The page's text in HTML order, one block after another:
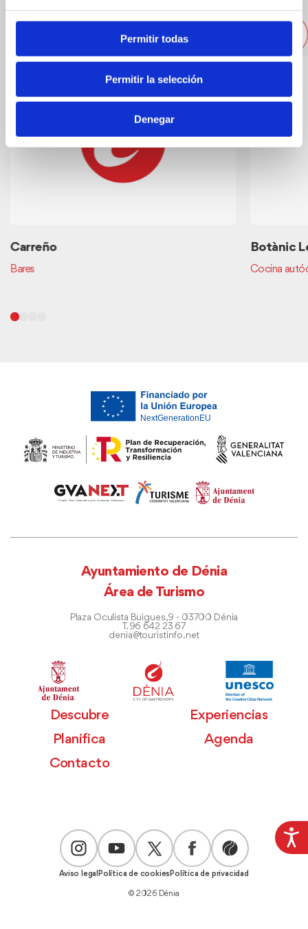
Permitir todas
Permitir la selección
Denegar
Otros restaurantes cercanos
Carreño
Bares
Botànic
Cocina
Ayuntamiento de Dénia
Área de Turismo
Plaza Oculista Buigues, 9 - 03700 Dénia
T. 96 642 23 67
denia@touristinfo.net
Descubre
Experiencias
Planifica
Agenda
Contacto
Aviso legal Política de cookies Política de privacidad
© 2026 Dénia